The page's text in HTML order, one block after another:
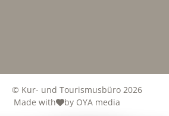
© Kur- und Tourismusbüro 2026
Made with
by OYA media